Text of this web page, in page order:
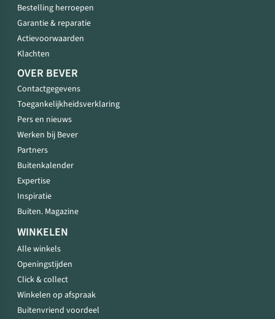
Bestelling herroepen
Garantie & reparatie
Actievoorwaarden
Klachten
OVER BEVER
Contactgegevens
Toegankelijkheidsverklaring
Pers en nieuws
Werken bij Bever
Partners
Buitenkalender
Expertise
Inspiratie
Buiten. Magazine
WINKELEN
Alle winkels
Openingstijden
Click & collect
Winkelen op afspraak
Buitenvriend voordeel